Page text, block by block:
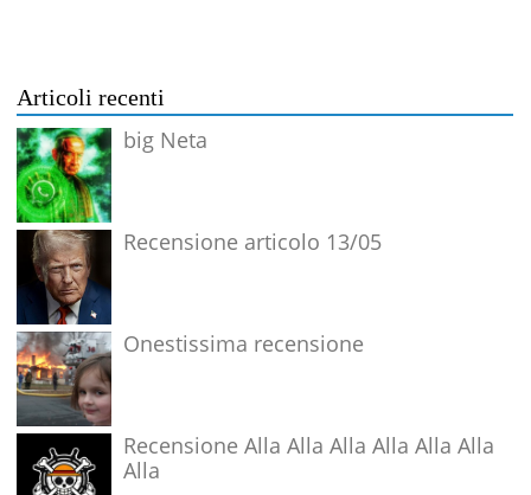
Articoli recenti
big Neta
Recensione articolo 13/05
Onestissima recensione
Recensione Alla Alla Alla Alla Alla Alla
Alla